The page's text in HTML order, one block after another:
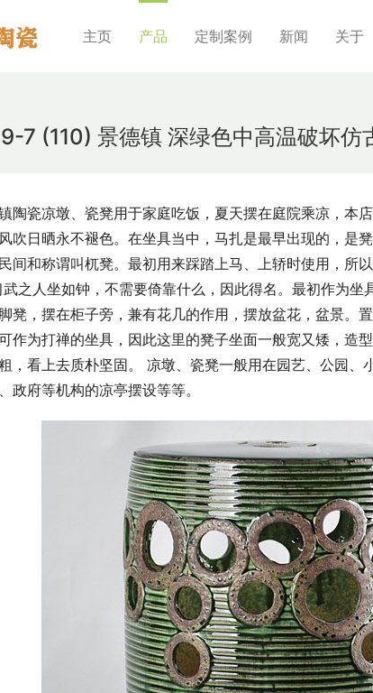
主页 产品 定制案例 新闻 关于
7 (110) 景德镇 深绿色中高温破坏
陶瓷凉墩、瓷凳用于家庭吃饭，夏天摆在庭院乘凉，本
吹日晒永不褪色。在坐具当中，马扎是最早出现的，是
间和称谓叫杌凳。最初用来踩踏上马、上轿时使用，所
武之人坐如钟，不需要倚靠什么，因此得名。最初作为
凳，摆在柜子旁，兼有花几的作用，摆放盆花，盆景。
作为打禅的坐具，因此这里的凳子坐面一般宽又矮，造
，看上去质朴坚固。 凉墩、瓷凳一般用在园艺、公园、
政府等机构的凉亭摆设等等。